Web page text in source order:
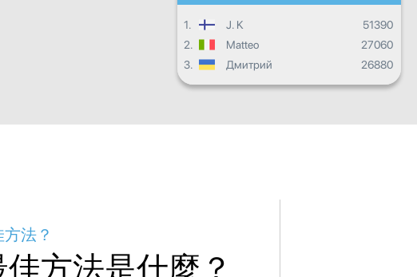
1. J. K
51390
2.
Matteo
27060
3.
Дмитрий 26880
法？
方法是什麼？